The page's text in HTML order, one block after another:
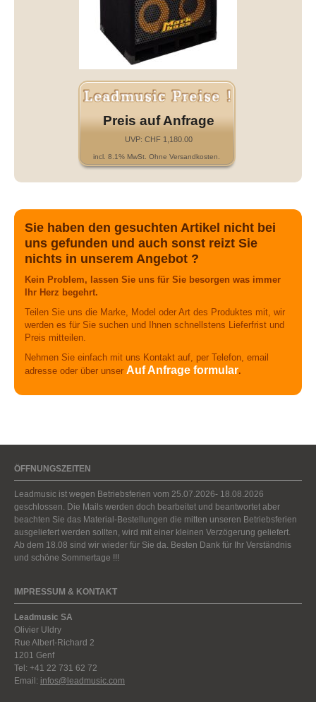
Preis auf Anfrage
UVP: CHF 1,180.00
incl. 8.1% MwSt. Ohne Versandkosten.
Sie haben den gesuchten Artikel nicht bei
uns gefunden und auch sonst reizt Sie
nichts in unserem Angebot ?
Kein Problem, lassen Sie uns für Sie besorgen was immer
Ihr Herz begehrt.
Teilen Sie uns die Marke, Model oder Art des Produktes mit, wir
werden es für Sie suchen und Ihnen schnellstens Lieferfrist und
Preis mitteilen.
Nehmen Sie einfach mit uns Kontakt auf, per Telefon, email
adresse oder über unser Auf Anfrage formular.
ÖFFNUNGSZEITEN
Leadmusic ist wegen Betriebsferien vom 25.07.2026- 18.08.2026
geschlossen. Die Mails werden doch bearbeitet und beantwortet aber
beachten Sie das Material-Bestellungen die mitten unseren Betriebsferien
ausgeliefert werden sollten, wird mit einer kleinen Verzögerung geliefert.
Ab dem 18.08 sind wir wieder für Sie da. Besten Dank für Ihr Verständnis
und schöne Sommertage !!!
IMPRESSUM & KONTAKT
Leadmusic SA
Olivier Uldry
Rue Albert-Richard 2
1201 Genf
Tel: +41 22 731 62 72
Email: infos@leadmusic.com